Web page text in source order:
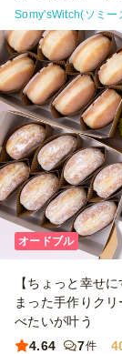
Somy'sWitch(ソミー
オードブル
【ちょっと幸せ
まった手作りク
べたいが叶う
4.64
7件